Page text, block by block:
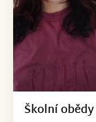
Školní